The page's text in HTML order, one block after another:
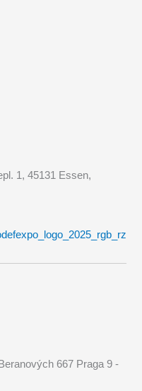
1, 45131 Essen,
667 Praga 9 -